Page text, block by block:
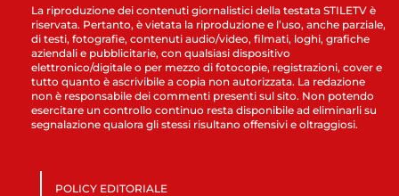
La riproduzione dei contenuti giornalistici della testata STILETV è
riservata. Pertanto, è vietata la riproduzione e l’uso, anche parziale,
di testi, fotografie, contenuti audio/video, filmati, loghi, grafiche
aziendali e pubblicitarie, con qualsiasi dispositivo
elettronico/digitale o per mezzo di fotocopie, registrazioni, cover e
tutto quanto è ascrivibile a copia non autorizzata. La redazione
non è responsabile dei commenti presenti sul sito. Non potendo
esercitare un controllo continuo resta disponibile ad eliminarli su
segnalazione qualora gli stessi risultano offensivi e oltraggiosi.
POLICY EDITORIALE